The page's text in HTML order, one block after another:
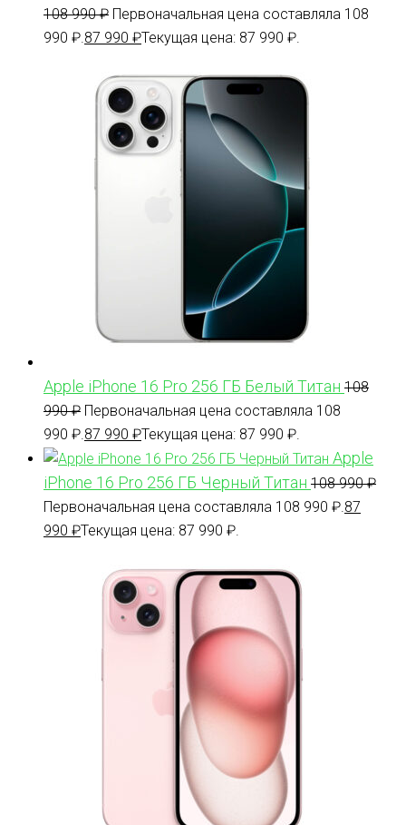
108 990₽ Первоначальная цена составляла 108
990 ₽. 87 990 ₽Текущая цена: 87 990 ₽.
Apple iPhone 16 Pro 256 ГБ Белый Титан 108
990₽ Первоначальная цена составляла 108
990 ₽. 87 990 ₽Текущая цена: 87 990 ₽.
Apple
iPhone 16 Pro 256 ГБ Черный Титан 108 990₽
Первоначальная цена составляла 108 990 ₽. 87
990 ₽Текущая цена: 87 990 ₽.